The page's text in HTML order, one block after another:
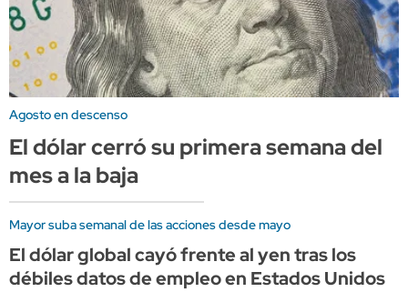
Agosto en descenso
El dólar cerró su primera semana del
mes a la baja
Mayor suba semanal de las acciones desde mayo
El dólar global cayó frente al yen tras los
débiles datos de empleo en Estados Unidos